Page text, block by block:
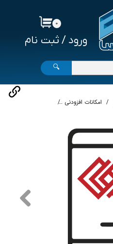
ورود / ثبت نام
۰
🔍
امکانات افزودنی